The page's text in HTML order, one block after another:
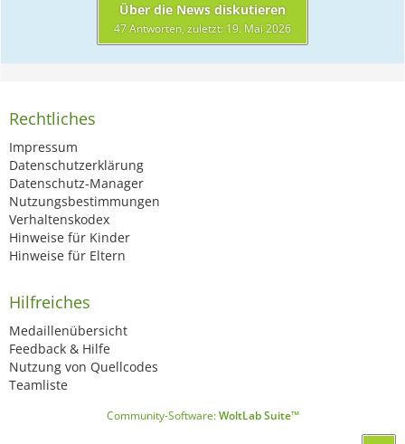
Über die News diskutieren
47 Antworten, zuletzt: 19. Mai 2026
Rechtliches
Impressum
Datenschutzerklärung
Datenschutz-Manager
Nutzungsbestimmungen
Verhaltenskodex
Hinweise für Kinder
Hinweise für Eltern
Hilfreiches
Medaillenübersicht
Feedback & Hilfe
Nutzung von Quellcodes
Teamliste
Community-Software:WoltLab Suite™